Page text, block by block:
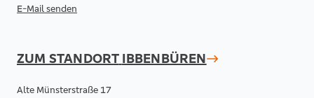
E-Mail senden
ZUM STANDORT IBBENBÜREN
Alte Münsterstraße 17